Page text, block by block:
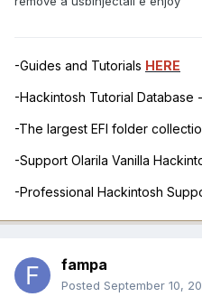
-Guides and Tutorials HERE
-Hackintosh Tutorial Database -
-The largest EFI folder
-Support Olarila Vanilla
-Professional Hackintosh
fampa
Posted September 10,